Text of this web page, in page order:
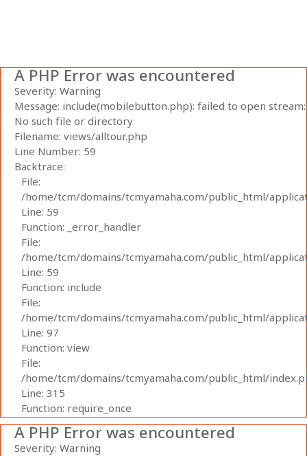
A PHP Error was encountered
Severity: Warning
Message: include(mobilebutton.php): failed to open stream:
No such file or directory
Filename: views/alltour.php
Line Number: 59
Backtrace:
File:
/home/tcm/domains/tcmyamaha.com/public_html/
Line: 59
Function: _error_handler
File:
/home/tcm/domains/tcmyamaha.com/public_html/
Line: 59
Function: include
File:
/home/tcm/domains/tcmyamaha.com/public_html/
Line: 97
Function: view
File:
/home/tcm/domains/tcmyamaha.com/public_html/
Line: 315
Function: require_once
A PHP Error was encountered
Severity: Warning